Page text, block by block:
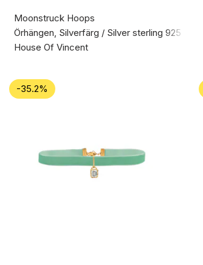
Moonstruck Hoops
Örhängen, Silverfärg / Silver sterling 925
House Of Vincent
-35.2%